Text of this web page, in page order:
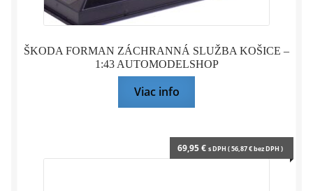
Matchbox
Modely služobných vozidiel
Upravované modely
ŠKODA FORMAN ZÁCHRANNÁ SLUŽBA KOŠICE –
1:43 AUTOMODELSHOP
Viac info
69,95€ s DPH (56,87€bez DPH )